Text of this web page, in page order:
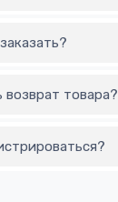
возврат товара?